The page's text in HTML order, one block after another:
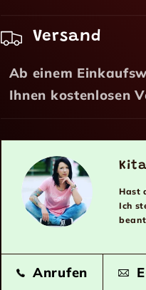
Versand
Ab einem
Ihnen kostenlosen
Hast
Ich
Anrufen